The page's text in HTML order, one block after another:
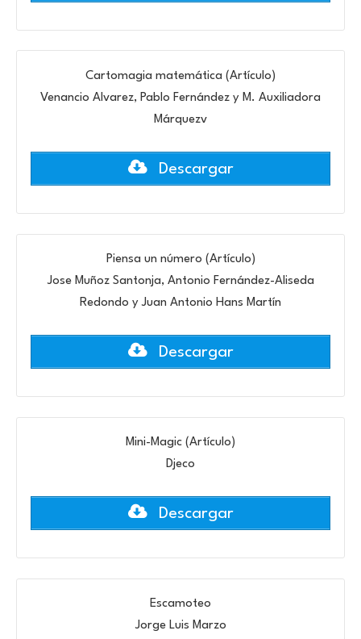
Cartomagia matemática (Artículo)
Venancio Alvarez, Pablo Fernández y M. Auxiliadora
Márquezv
Descargar
Piensa un número (Artículo)
Jose Muñoz Santonja, Antonio Fernández-Aliseda
Redondo y Juan Antonio Hans Martín
Descargar
Mini-Magic (Artículo)
Djeco
Descargar
Escamoteo
Jorge Luis Marzo